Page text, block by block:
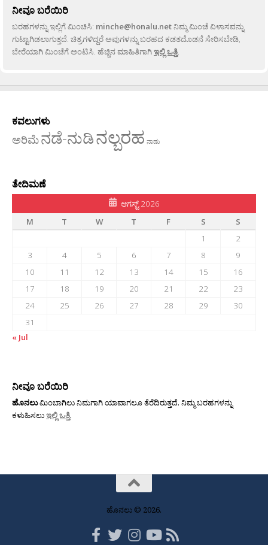
ನೀವೂ ಬರೆಯಿರಿ
ಬರಹಗಳನ್ನು ಇಲ್ಲಿಗೆ ಮಿಂಚಿಸಿ: minche@honalu.netನಿಮ್ಮ ಮಿಂಚೆ ವಿಳಾಸವನ್ನು
ಗುಟ್ಟಾಗಿಡಲಾಗುತ್ತದೆ. ಚಿತ್ರಗಳಿದ್ದರೆ ಅವುಗಳನ್ನು ಬರಹದ ಕಡತದೊಡನೆ ಸೇರಿಸಬೇಡಿ,
ಬೇರೆಯಾಗಿ ಮಿಂಚೆಗೆ ಅಂಟಿಸಿ. ಹೆಚ್ಚಿನ ಮಾಹಿತಿಗಾಗಿಇಲ್ಲಿ ಒತ್ತಿ.
ಕವಲುಗಳು
ಅರಿಮೆನಡೆ-ನುಡಿನಲ್ಬರಹ ನಾಡು
ತೇದಿಮಣೆ
ಆಗಸ್ಟ್ 2026
M
T W T F S
S
1
2
3
4 5 6 7 8
9
10
11 12 13 14 15
16
17
18 19 20 21 22
23
24
25 26 27 28 29
30
31
« Jul
ನೀವೂ ಬರೆಯಿರಿ
ಹೊನಲುಮಿಂಬಾಗಿಲು ನಿಮಗಾಗಿ ಯಾವಾಗಲೂ ತೆರೆದಿರುತ್ತದೆ. ನಿಮ್ಮ ಬರಹಗಳನ್ನು
ಕಳುಹಿಸಲುಇಲ್ಲಿ ಒತ್ತಿ.
ಹೊನಲು © 2026.